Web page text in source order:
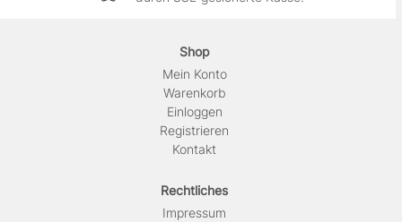
Shop
Mein Konto
Warenkorb
Einloggen
Registrieren
Kontakt
Rechtliches
Impressum